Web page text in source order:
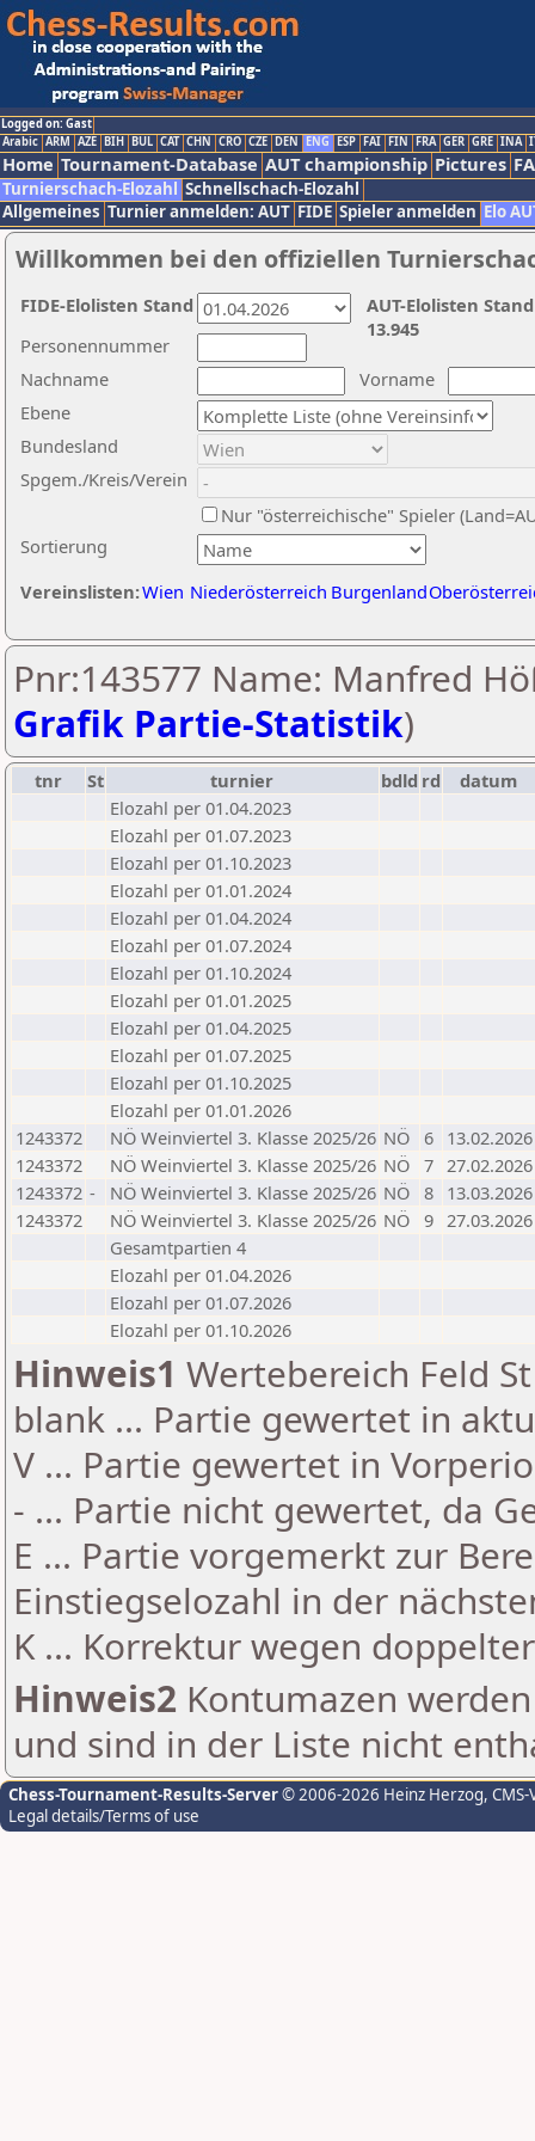
Logged on: Gast
Arabic ARM AZE BIH BUL CAT CHN CRO CZE DEN ENG ESP FAI FIN FRA GER GRE INA
Home Tournament-Database AUT championship Pictures
Turnierschach-Elozahl Schnellschach-Elozahl
Allgemeines Turnier anmelden: AUT FIDE Spieler anmelden Elo
Willkommen bei den offiziellen
Nachname
Vorname
Ebene
Sortierung
Personennummer
Bundesland
Spgem./Kreis/Verein
Nur "österreichische" Spieler
Vereinslisten:Wien Niederösterreich Burgenland
AUT-Elolisten
13.945
FIDE-Elolisten Stand
Pnr:143577 Name: Manfred
Grafik Partie-Statistik)
tnr St turnier bdld rd
datum
Elozahl per 01.04.2023
Elozahl per 01.07.2023
Elozahl per 01.10.2023
Elozahl per 01.01.2024
Elozahl per 01.04.2024
Elozahl per 01.07.2024
Elozahl per 01.10.2024
Elozahl per 01.01.2025
Elozahl per 01.04.2025
Elozahl per 01.07.2025
Elozahl per 01.10.2025
Elozahl per 01.01.2026
1243372
NÖ Weinviertel 3. Klasse 2025/26 NÖ 6 13.02.2026
1243372
NÖ Weinviertel 3. Klasse 2025/26 NÖ 7 27.02.2026
1243372 - NÖ Weinviertel 3. Klasse 2025/26 NÖ 8 13.03.2026
1243372
NÖ Weinviertel 3. Klasse 2025/26 NÖ 9 27.03.2026
Gesamtpartien 4
Elozahl per 01.04.2026
Elozahl per 01.07.2026
Elozahl per 01.10.2026
Hinweis1 Wertebereich Feld
blank ... Partie gewertet in
V ... Partie gewertet in
- ... Partie nicht gewertet, da
E ... Partie vorgemerkt zur
Einstiegselozahl in der
K ... Korrektur wegen
Hinweis2 Kontumazen
und sind in der Liste nicht
Chess-Tournament-Results-Server© 2006-2026 Heinz Herzog,
Legal details/Terms of use